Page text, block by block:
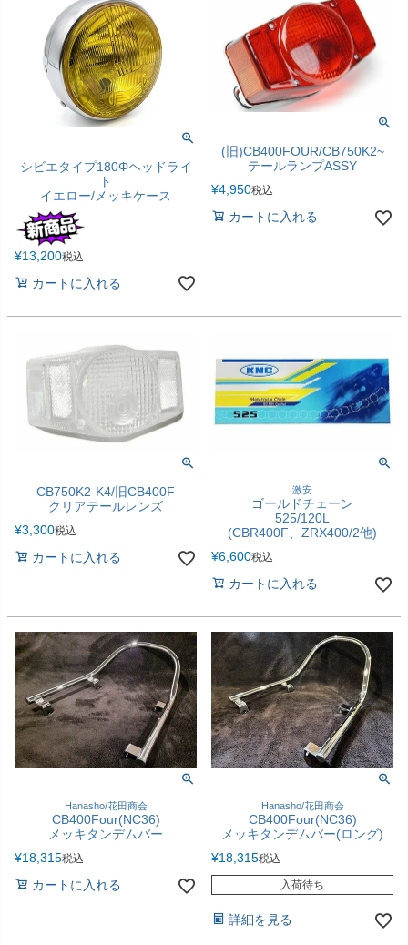
シビエタイプ180Φヘッドライ
ト
イエロー/メッキケース
¥13,200税込
カートに入れる
(旧)CB400FOUR/CB750K2~
テールランプASSY
¥4,950税込
カートに入れる
CB750K2-K4/旧CB400F
クリアテールレンズ
¥3,300税込
カートに入れる
激安
ゴールドチェーン
525/120L
(CBR400F、ZRX400/2他)
¥6,600税込
カートに入れる
Hanasho/花田商会
CB400Four(NC36)
メッキタンデムバー
¥18,315税込
カートに入れる
Hanasho/花田商会
CB400Four(NC36)
メッキタンデムバー(ロング)
¥18,315税込
入荷待ち
詳細を見る